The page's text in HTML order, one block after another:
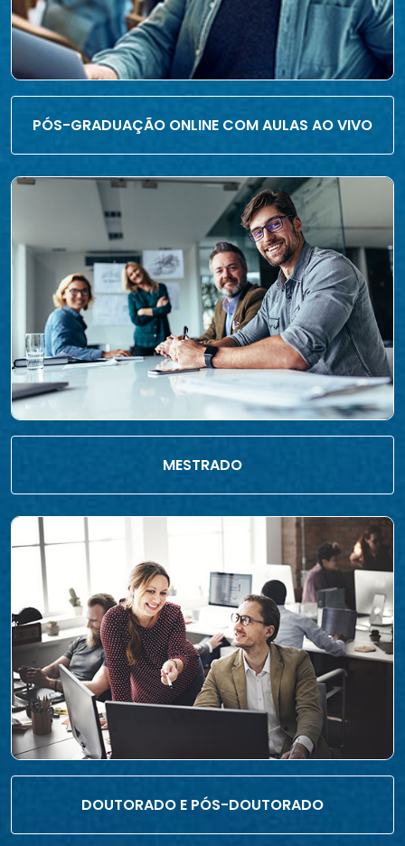
PÓS-GRADUAÇÃO ONLINE COM AULAS AO VIVO
MESTRADO
DOUTORADO E PÓS-DOUTORADO